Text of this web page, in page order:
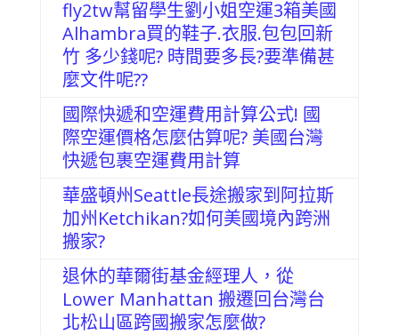
fly2tw幫留學生劉小姐空運3箱美國
Alhambra買的鞋子.衣服.包包回新
竹 多少錢呢? 時間要多長?要準備甚
麼文件呢??
國際快遞和空運費用計算公式! 國
際空運價格怎麼估算呢? 美國台灣
快遞包裹空運費用計算
華盛頓州Seattle長途搬家到阿拉斯
加州Ketchikan?如何美國境內跨洲
搬家?
退休的華爾街基金經理人，從
Lower Manhattan 搬遷回台灣台
北松山區跨國搬家怎麼做?